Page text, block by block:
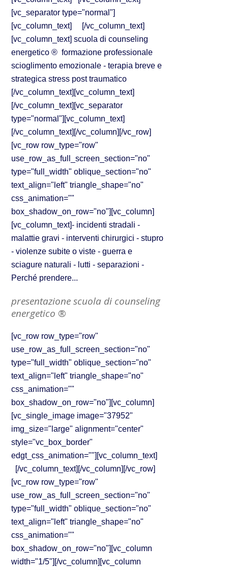
[vc_separator type="normal"]
[vc_column_text] [/vc_column_text]
[vc_column_text] scuola di counseling
energetico ® formazione professionale
scioglimento emozionale - terapia breve e
strategica stress post traumatico
[/vc_column_text][vc_column_text]
[/vc_column_text][vc_separator
type="normal"][vc_column_text]
[/vc_column_text][/vc_column][/vc_row]
[vc_row row_type="row"
use_row_as_full_screen_section="no"
type="full_width" oblique_section="no"
text_align="left" triangle_shape="no"
css_animation=""
box_shadow_on_row="no"][vc_column]
[vc_column_text]- incidenti stradali -
malattie gravi - interventi chirurgici - stupro
- violenze subite o viste - guerra e
sciagure naturali - lutti - separazioni -
Perché prendere...
presentazione scuola di counseling
energetico ®
[vc_row row_type="row"
use_row_as_full_screen_section="no"
type="full_width" oblique_section="no"
text_align="left" triangle_shape="no"
css_animation=""
box_shadow_on_row="no"][vc_column]
[vc_single_image image="37952"
img_size="large" alignment="center"
style="vc_box_border"
edgt_css_animation=""][vc_column_text]
[/vc_column_text][/vc_column][/vc_row]
[vc_row row_type="row"
use_row_as_full_screen_section="no"
type="full_width" oblique_section="no"
text_align="left" triangle_shape="no"
css_animation=""
box_shadow_on_row="no"][vc_column
width="1/5"][/vc_column][vc_column